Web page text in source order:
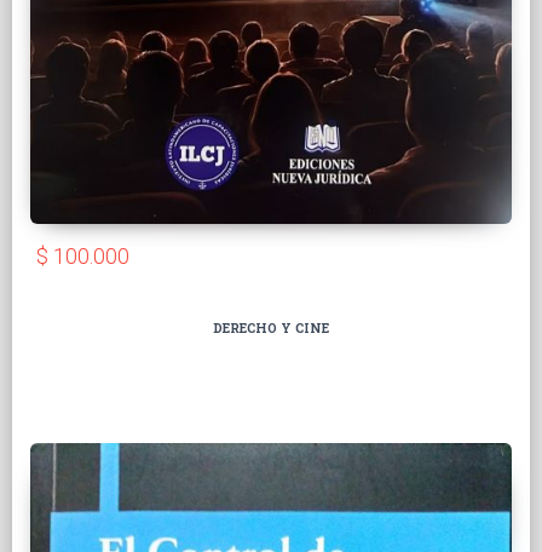
$ 100.000
DERECHO Y CINE